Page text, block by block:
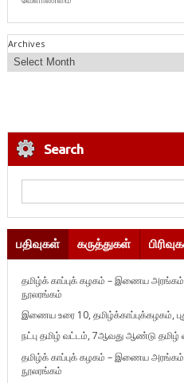
Archives
Search
பதிவுகள் கருத்துகள்
தமிழ்க் காப்புக் கழகம் – இணைய
நூலரங்கம்
இணைய உரை 10, தமிழ்க்காப்புக்கழகம்,
நட்பு தமிழ் வட்டம், 7ஆவது ஆண்டு தமிழ்
தமிழ்க் காப்புக் கழகம் – இணைய
நூலரங்கம்